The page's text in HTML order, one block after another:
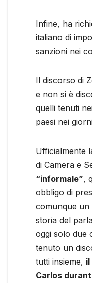
Infine, ha
italiano di
sanzioni nei
Il discorso di
e non si è
quelli tenuti
paesi nei
Ufficialmente
di Camera e
“informale”,
obbligo di
comunque
storia del
oggi solo due
tenuto un
tutti insieme, il
Carlos